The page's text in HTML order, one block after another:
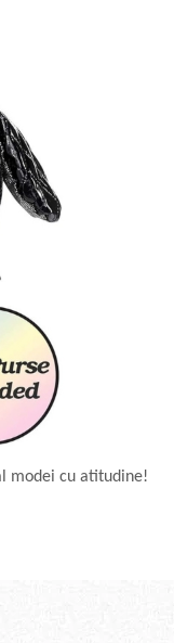
modei cu atitudine!